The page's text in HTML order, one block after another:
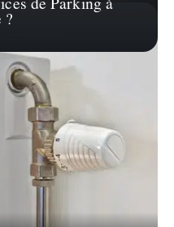
?